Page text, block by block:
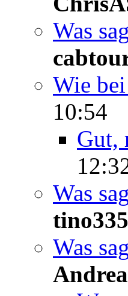
Was
Wie
10:54
Gut,
Was
Was